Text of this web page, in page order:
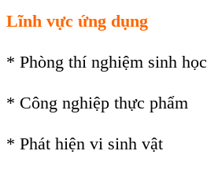
Lĩnh vực ứng dụng
* Phòng thí nghiệm sinh học
* Công nghiệp thực phẩm
* Phát hiện vi sinh vật